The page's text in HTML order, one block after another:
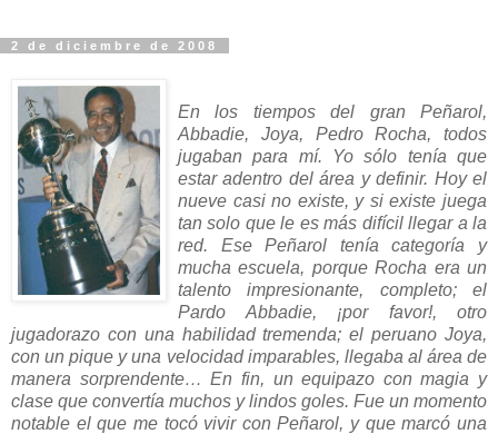
2 de diciembre de 2008
En los tiempos del gran Peñarol,
Abbadie, Joya, Pedro Rocha, todos
jugaban para mí. Yo sólo tenía que
estar adentro del área y definir. Hoy el
nueve casi no existe, y si existe juega
tan solo que le es más difícil llegar a la
red.
Ese Peñarol tenía categoría y
mucha escuela, porque Rocha era un
talento impresionante, completo; el
Pardo Abbadie, ¡por favor!, otro
jugadorazo con una habilidad tremenda; el peruano Joya,
con un pique y una velocidad imparables, llegaba al área de
manera sorprendente…En fin, un equipazo con magia y
clase que convertía muchos y lindos goles. Fue un momento
notable el que me tocó vivir con Peñarol, y que marcó una